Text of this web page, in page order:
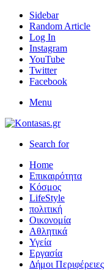
Sidebar
Random Article
Log In
Instagram
YouTube
Twitter
Facebook
Menu
Search for
Home
Επικαιρότητα
Κόσμος
LifeStyle
πολιτική
Οικονομία
Αθλητικά
Υγεία
Εργασία
Δήμοι Περιφέρειες